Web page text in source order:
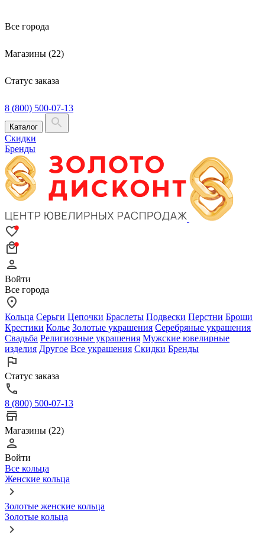
Все города
Магазины (22)
Статус заказа
8 (800) 500-07-13
Каталог
Скидки
Бренды
Войти
Все города
Кольца Серьги Цепочки Браслеты Подвески Перстни Броши
Крестики Колье Золотые украшения Серебряные украшения
Свадьба Религиозные украшения Мужские ювелирные
изделия Другое Все украшения Скидки Бренды
Статус заказа
8 (800) 500-07-13
Магазины (22)
Войти
Все кольца
Женские кольца
Золотые женские кольца
Золотые кольца